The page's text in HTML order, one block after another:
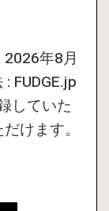
年8月
FUDGE.jp
していた
けます。